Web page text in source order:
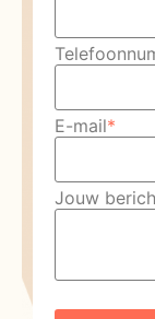
E-mail*
Jouw